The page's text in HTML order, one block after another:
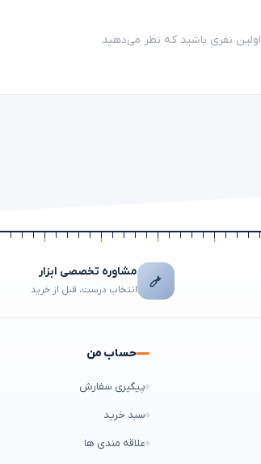
اولین نفری باشید که نظر می‌دهید
مشاوره تخصصی ابزار
انتخاب درست، قبل از خرید
حساب من
پیگیری سفارش
سبد خرید
علاقه مندی ها